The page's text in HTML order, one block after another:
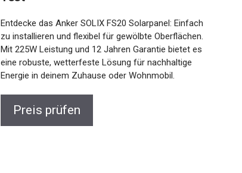
Entdecke das Anker SOLIX FS20 Solarpanel: Einfach
zu installieren und flexibel für gewölbte Oberflächen.
Mit 225W Leistung und 12 Jahren Garantie bietet es
eine robuste, wetterfeste Lösung für nachhaltige
Energie in deinem Zuhause oder Wohnmobil.
Preis prüfen